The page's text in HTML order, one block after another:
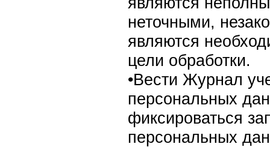
неточными,
являются
цели обработки.
•Вести Журнал
персональных
фиксироваться
персональных